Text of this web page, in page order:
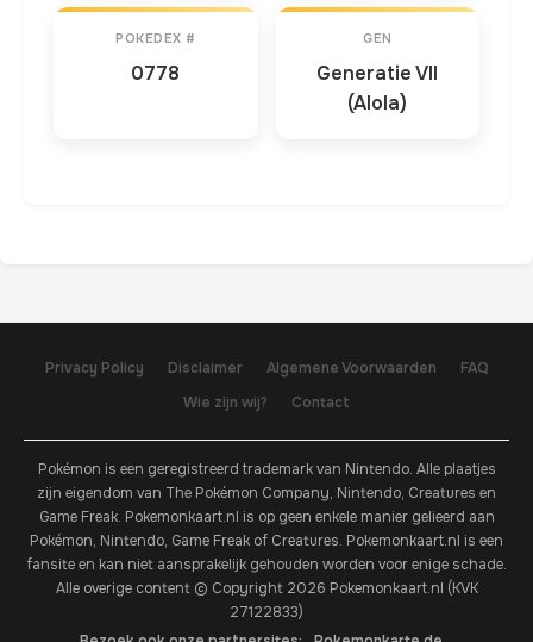
POKEDEX #
0778
GEN
Generatie VII
(Alola)
Privacy Policy Disclaimer Algemene Voorwaarden
FAQ
Wie zijn wij?
Contact
Pokémon is een geregistreerd trademark van Nintendo. Alle plaatjes
zijn eigendom van The Pokémon Company, Nintendo, Creatures en
Game Freak. Pokemonkaart.nl is op geen enkele manier gelieerd aan
Pokémon, Nintendo, Game Freak of Creatures. Pokemonkaart.nl is een
fansite en kan niet aansprakelijk gehouden worden voor enige schade.
Alle overige content © Copyright 2026 Pokemonkaart.nl (KVK
27122833)